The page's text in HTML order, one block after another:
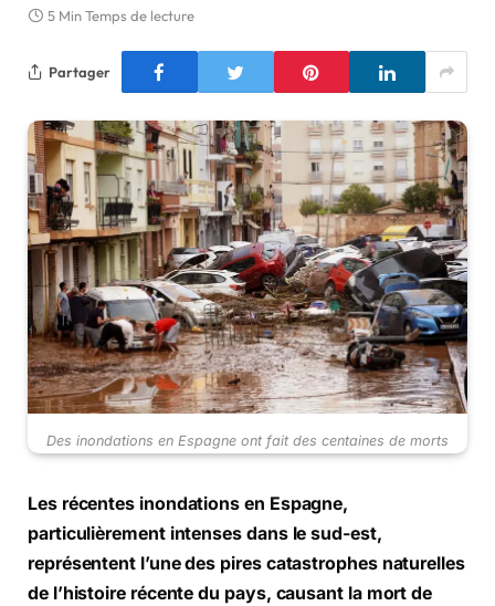
5 Min Temps de lecture
Partager
Des inondations en Espagne ont fait des centaines de morts
Les récentes inondations en Espagne,
particulièrement intenses dans le sud-est,
représentent l’une des pires catastrophes naturelles
de l’histoire récente du pays, causant la mort de